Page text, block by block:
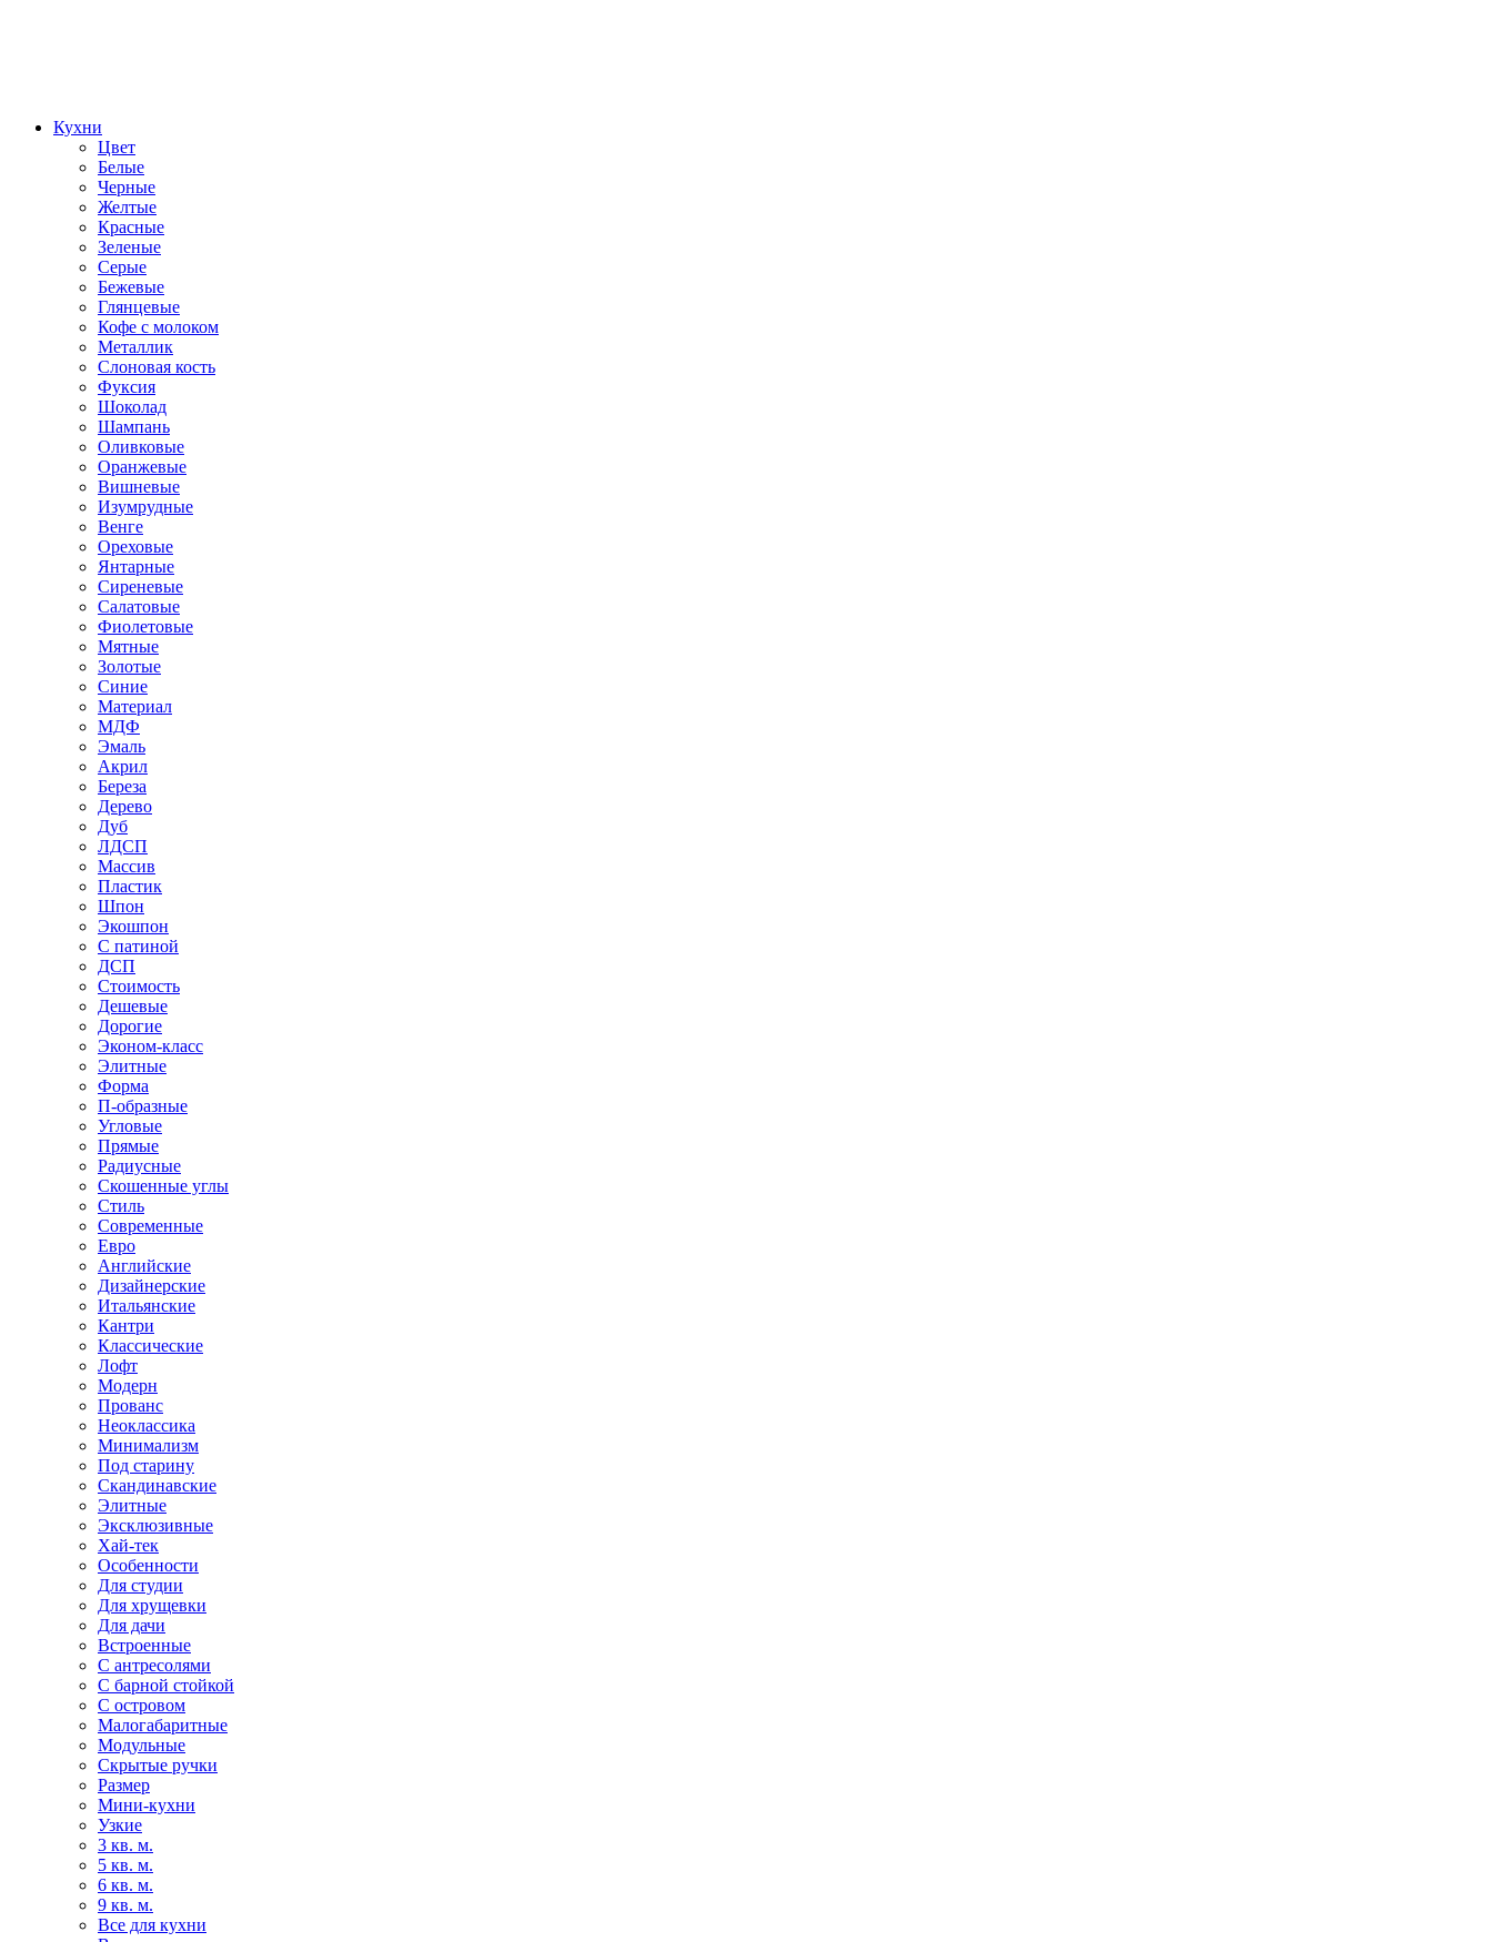
Кухни
Цвет
Белые
Черные
Желтые
Красные
Зеленые
Серые
Бежевые
Глянцевые
Кофе с молоком
Металлик
Слоновая кость
Фуксия
Шоколад
Шампань
Оливковые
Оранжевые
Вишневые
Изумрудные
Венге
Ореховые
Янтарные
Сиреневые
Салатовые
Фиолетовые
Мятные
Золотые
Синие
Материал
МДФ
Эмаль
Акрил
Береза
Дерево
Дуб
ЛДСП
Массив
Пластик
Шпон
Экошпон
С патиной
ДСП
Стоимость
Дешевые
Дорогие
Эконом-класс
Элитные
Форма
П-образные
Угловые
Прямые
Радиусные
Скошенные углы
Стиль
Современные
Евро
Английские
Дизайнерские
Итальянские
Кантри
Классические
Лофт
Модерн
Прованс
Неоклассика
Минимализм
Под старину
Скандинавские
Элитные
Эксклюзивные
Хай-тек
Особенности
Для студии
Для хрущевки
Для дачи
Встроенные
С антресолями
С барной стойкой
С островом
Малогабаритные
Модульные
Скрытые ручки
Размер
Мини-кухни
Узкие
3 кв. м.
5 кв. м.
6 кв. м.
9 кв. м.
Все для кухни